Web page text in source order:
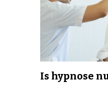
Is hypnose